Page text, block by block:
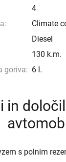
4
Climate
Diesel
130 k.m.
goriva: 6 l.
in
s polnim